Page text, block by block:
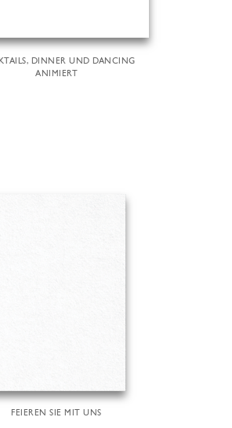
DINNER UND DANCING
ANIMIERT
FEIEREN SIE MIT UNS